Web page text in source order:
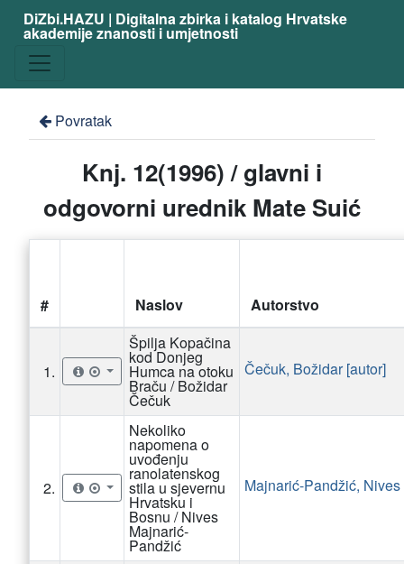
DiZbi.HAZU | Digitalna zbirka i katalog Hrvatske
akademije znanosti i umjetnosti
Povratak
Knj. 12(1996) / glavni i
odgovorni urednik Mate Suić
# Naslov Autorstvo
1.
Špilja Kopačina
kod Donjeg
Humca na otoku
Braču / Božidar
Čečuk
Čečuk, Božidar [autor]
2.
Nekoliko
napomena o
uvođenju
ranolatenskog
stila u sjevernu
Hrvatsku i
Bosnu / Nives
Majnarić-
Pandžić
Majnarić-Pandžić, Nives